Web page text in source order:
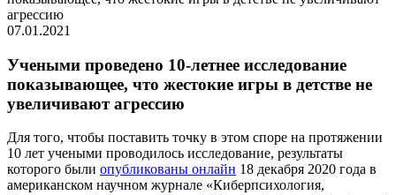
07.01.2021
Учеными проведено 10-летнее исследование
показывающее, что жестокие игры в детстве не
увеличивают агрессию
Для того, чтобы поставить точку в этом споре на протяжении
10 лет учеными проводилось исследование, результаты
которого были опубликованы онлайн 18 декабря 2020 года в
американском научном журнале «Киберпсихология,